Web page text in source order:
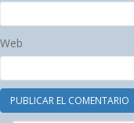
Web